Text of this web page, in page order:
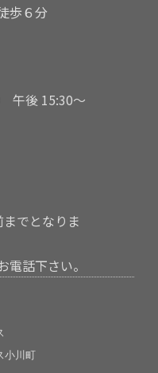
歩６分
午後 15:30〜
でとなりま
話下さい。
小川町